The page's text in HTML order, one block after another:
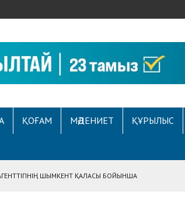
ҚОҒАМ МӘДЕНИЕТ ҚҰРЫЛЫС
ШЫМКЕНТ ҚАЛАСЫ БОЙЫНША